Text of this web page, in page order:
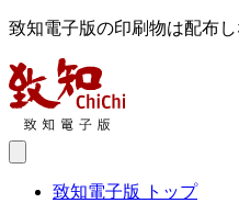
致知電子版の印刷物は配布
致知電子版 トップ